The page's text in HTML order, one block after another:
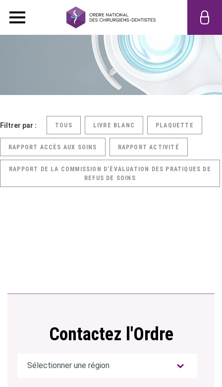
Filtrer par : TOUS LIVRE BLANC PLAQUETTE
RAPPORT ACCÈS AUX SOINS RAPPORT ACTIVITÉ
RAPPORT DE LA COMMISSION D’ÉVALUATION DES PRATIQUES DE
REFUS DE SOINS
Contactez l'Ordre